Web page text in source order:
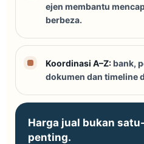
ejen membantu
berbeza.
Koordinasi A–Z:bank,
dokumen dan timeline
Harga jual bukan
penting.